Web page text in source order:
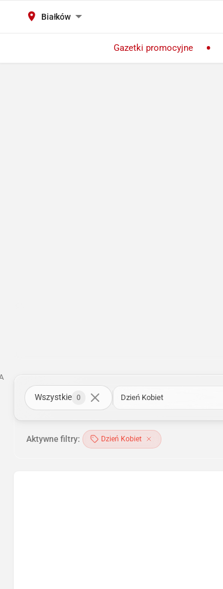
Białków
Gazetki promocyjne
Wszystkie 0 Dzień Kobiet
Aktywne filtry: Dzień Kobiet